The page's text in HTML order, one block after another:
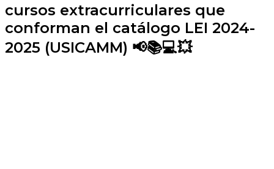
cursos extracurriculares que
conforman el catálogo LEI 2024-
2025 (USICAMM) 📢📚💻💥